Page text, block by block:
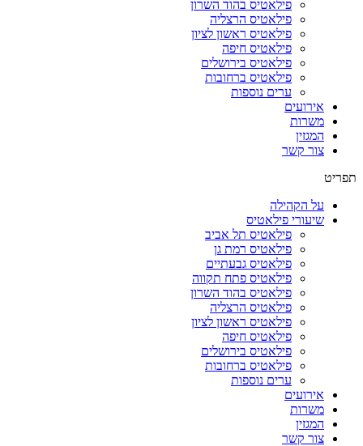
פילאטיס בהוד השרון
פילאטיס הרצליה
פילאטיס ראשון לציון
פילאטיס חיפה
פילאטיס בירושלים
פילאטיס ברחובות
ערים נוספות
אירועים
משרות
המגזין
צור קשר
תפריט
על הקהילה
שיעורי פילאטיס
פילאטיס תל אביב
פילאטיס רמת גן
פילאטיס גבעתיים
פילאטיס פתח תקווה
פילאטיס בהוד השרון
פילאטיס הרצליה
פילאטיס ראשון לציון
פילאטיס חיפה
פילאטיס בירושלים
פילאטיס ברחובות
ערים נוספות
אירועים
משרות
המגזין
צור קשר